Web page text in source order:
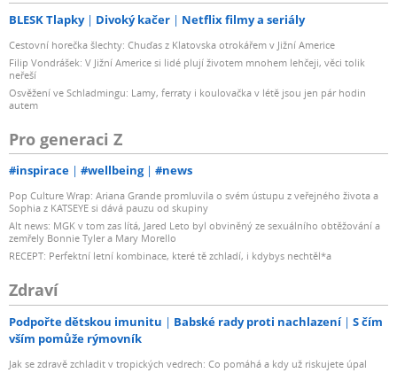
BLESK Tlapky Divoký kačer Netflix filmy a seriály
Cestovní horečka šlechty: Chuďas z Klatovska otrokářem v Jižní Americe
Filip Vondrášek: V Jižní Americe si lidé plují životem mnohem lehčeji, věci tolik
neřeší
Osvěžení ve Schladmingu: Lamy, ferraty i koulovačka v létě jsou jen pár hodin
autem
Pro generaci Z
#inspirace #wellbeing #news
Pop Culture Wrap: Ariana Grande promluvila o svém ústupu z veřejného života a
Sophia z KATSEYE si dává pauzu od skupiny
Alt news: MGK v tom zas lítá, Jared Leto byl obviněný ze sexuálního obtěžování a
zemřely Bonnie Tyler a Mary Morello
RECEPT: Perfektní letní kombinace, které tě zchladí, i kdybys nechtěl*a
Zdraví
Podpořte dětskou imunitu Babské rady proti nachlazení
S čím
vším pomůže rýmovník
Jak se zdravě zchladit v tropických vedrech: Co pomáhá a kdy už riskujete úpal